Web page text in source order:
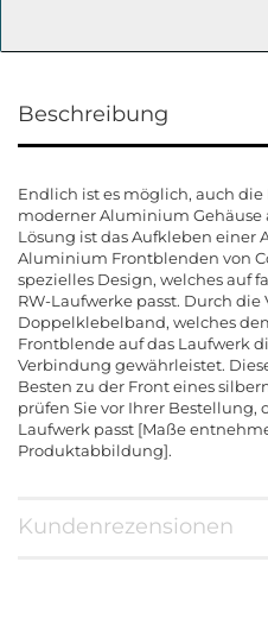
Beschreibung
Endlich ist es möglich, auch
moderner Aluminium Gehäuse
Lösung ist das Aufkleben
Aluminium Frontblenden von
spezielles Design, welches auf
RW-Laufwerke passt. Durch
Doppelklebelband, welches
Frontblende auf das Laufwerk
Verbindung gewährleistet.
Besten zu der Front eines
prüfen Sie vor Ihrer Bestellung,
Laufwerk passt [Maße
Produktabbildung].
Kundenrezensionen